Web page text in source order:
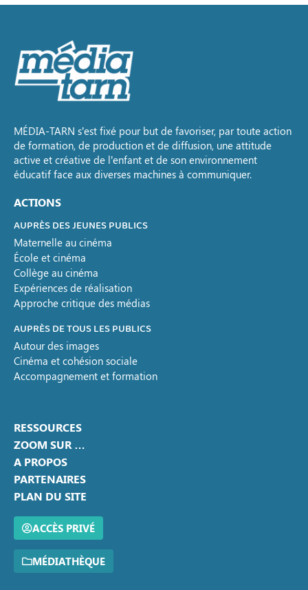
MÉDIA-TARN s’est fixé pour but de favoriser, par toute action
de formation, de production et de diffusion, une attitude
active et créative de l’enfant et de son environnement
éducatif face aux diverses machines à communiquer.
ACTIONS
AUPRÈS DES JEUNES PUBLICS
Maternelle au cinéma
École et cinéma
Collège au cinéma
Expériences de réalisation
Approche critique des médias
AUPRÈS DE TOUS LES PUBLICS
Autour des images
Cinéma et cohésion sociale
Accompagnement et formation
RESSOURCES
ZOOM SUR …
A PROPOS
PARTENAIRES
PLAN DU SITE
ACCÈS PRIVÉ
MÉDIATHÈQUE